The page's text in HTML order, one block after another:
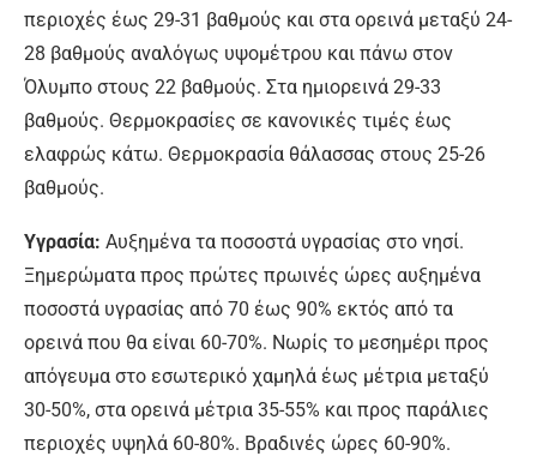
περιοχές έως 29-31 βαθμούς και στα ορεινά μεταξύ 24-
28 βαθμούς αναλόγως υψομέτρου και πάνω στον
Όλυμπο στους 22 βαθμούς. Στα ημιορεινά 29-33
βαθμούς. Θερμοκρασίες σε κανονικές τιμές έως
ελαφρώς κάτω. Θερμοκρασία θάλασσας στους 25-26
βαθμούς.
Υγρασία: Αυξημένα τα ποσοστά υγρασίας στο νησί.
Ξημερώματα προς πρώτες πρωινές ώρες αυξημένα
ποσοστά υγρασίας από 70 έως 90% εκτός από τα
ορεινά που θα είναι 60-70%. Νωρίς το μεσημέρι προς
απόγευμα στο εσωτερικό χαμηλά έως μέτρια μεταξύ
30-50%, στα ορεινά μέτρια 35-55% και προς παράλιες
περιοχές υψηλά 60-80%. Βραδινές ώρες 60-90%.